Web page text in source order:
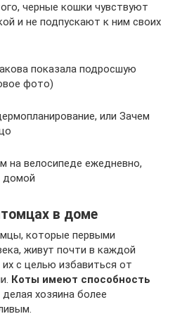
черные кошки чувствуют
и не подпускают к ним своих
показала подросшую
фото)
или Зачем
на велосипеде ежедневно,
домой
в доме
которые первыми
живут почти в каждой
с целью избавиться от
Коты имеют способность
делая хозяина более